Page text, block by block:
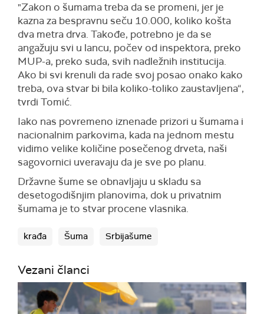
"Zakon o šumama treba da se promeni, jer je
kazna za bespravnu seču 10.000, koliko košta
dva metra drva. Takođe, potrebno je da se
angažuju svi u lancu, počev od inspektora, preko
MUP-a, preko suda, svih nadležnih institucija.
Ako bi svi krenuli da rade svoj posao onako kako
treba, ova stvar bi bila koliko-toliko zaustavljena“,
tvrdi Tomić.
Iako nas povremeno iznenade prizori u šumama i
nacionalnim parkovima, kada na jednom mestu
vidimo velike količine posečenog drveta, naši
sagovornici uveravaju da je sve po planu.
Državne šume se obnavljaju u skladu sa
desetogodišnjim planovima, dok u privatnim
šumama je to stvar procene vlasnika.
krađa Šuma Srbijašume
Vezani članci